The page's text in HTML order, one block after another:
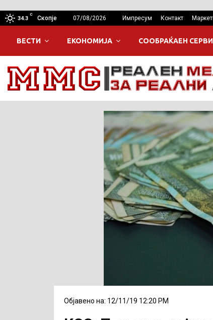
34.3
C
Скопје 07/08/2026 Импресум Контакт
ВЕСТИ ЕКОНОМИЈА СООБРАЌАЕН
Објавено на: 12/11/19 12:20 PM